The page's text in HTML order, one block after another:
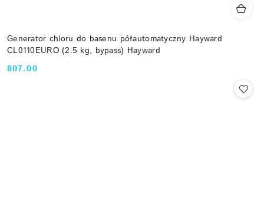
Generator chloru do basenu półautomatyczny Hayward
CL0110EURO (2.5 kg, bypass) Hayward
Cena:
807.00